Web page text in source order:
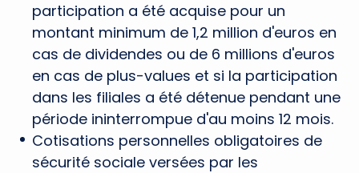
participation a été acquise pour un
montant minimum de 1,2 million d'euros en
cas de dividendes ou de 6 millions d'euros
en cas de plus-values et si la participation
dans les filiales a été détenue pendant une
période ininterrompue d'au moins 12 mois.
Cotisations personnelles obligatoires de
sécurité sociale versées par les